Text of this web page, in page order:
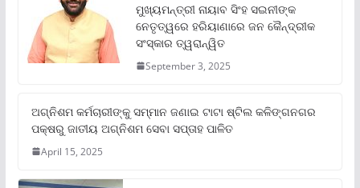
ମୁଖ୍ୟମନ୍ତ୍ରୀ ନାୟାବ ସିଂହ ସଇନୀଙ୍କ
ନେତୃତ୍ୱରେ ହରିୟାଣାରେ ଜନ କୈନ୍ଦ୍ରୀକ
ସଂସ୍କାର ତ୍ୱରାନ୍ୱିତ
September 3, 2025
ଅଗ୍ନିଶମ କର୍ମଚାରୀଙ୍କୁ ସମ୍ମାନ ଜଣାଇ ଟାଟା ଷ୍ଟିଲ କଳିଙ୍ଗନଗର
ପକ୍ଷରୁ ଜାତୀୟ ଅଗ୍ନିଶମ ସେବା ସପ୍ତାହ ପାଳିତ
April 15, 2025